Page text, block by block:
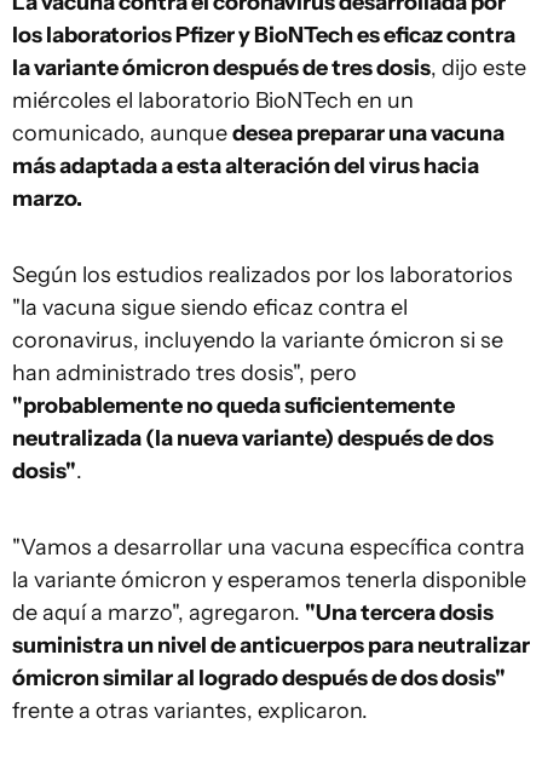
los laboratorios Pfizer y BioNTech es eficaz contra
la variante ómicron después de tres dosis, dijo este
miércoles el laboratorio BioNTech en un
comunicado, aunquedesea preparar una vacuna
más adaptada a esta alteración del virus hacia
marzo.
Según los estudios realizados por los laboratorios
"la vacuna sigue siendo eficaz contra el
coronavirus, incluyendo la variante ómicron si se
han administrado tres dosis", pero
"probablemente no queda suficientemente
neutralizada (la nueva variante) después de dos
dosis".
"Vamos a desarrollar una vacuna específica contra
la variante ómicron y esperamos tenerla disponible
de aquí a marzo", agregaron. "Una tercera dosis
suministra un nivel de anticuerpos para neutralizar
ómicron similar al logrado después de dos dosis"
frente a otras variantes, explicaron.